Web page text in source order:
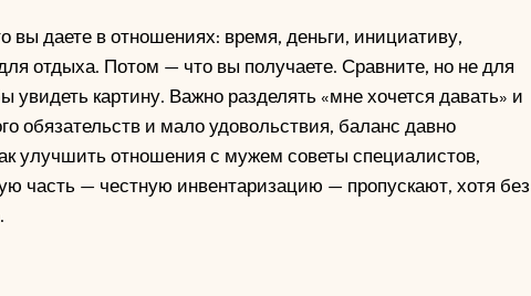
вы даете в отношениях: время, деньги, инициативу,
отдыха. Потом — что вы получаете. Сравните, но не для
увидеть картину. Важно разделять «мне хочется давать» и
обязательств и мало удовольствия, баланс давно
улучшить отношения с мужем советы специалистов,
часть — честную инвентаризацию — пропускают, хотя без